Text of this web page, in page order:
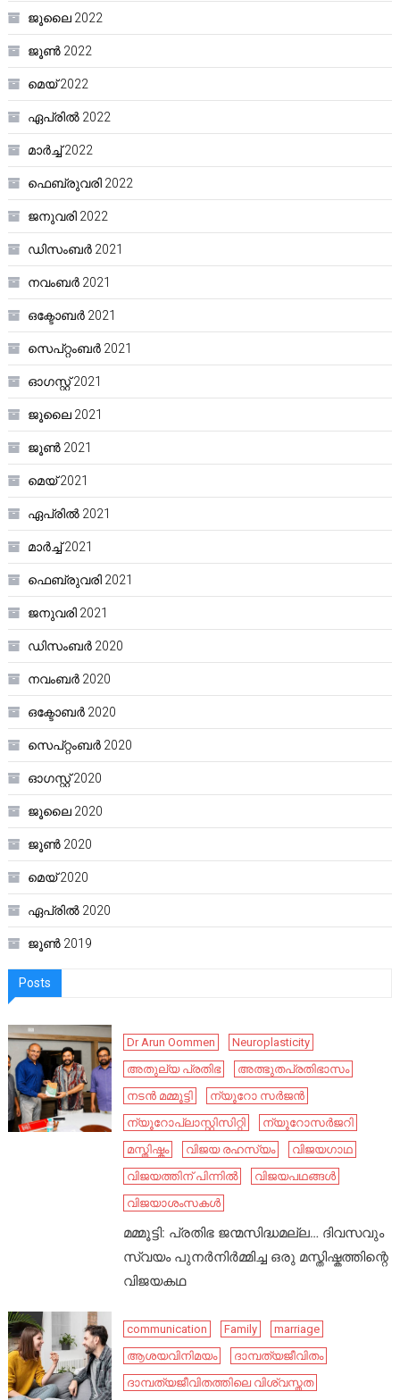
ജൂലൈ 2022
ജൂൺ 2022
മെയ്‌ 2022
ഏപ്രിൽ 2022
മാർച്ച്‌ 2022
ഫെബ്രുവരി 2022
ജനുവരി 2022
ഡിസംബർ 2021
നവംബർ 2021
ഒക്ടോബർ 2021
സെപ്റ്റംബർ 2021
ഓഗസ്റ്റ്‌ 2021
ജൂലൈ 2021
ജൂൺ 2021
മെയ്‌ 2021
ഏപ്രിൽ 2021
മാർച്ച്‌ 2021
ഫെബ്രുവരി 2021
ജനുവരി 2021
ഡിസംബർ 2020
നവംബർ 2020
ഒക്ടോബർ 2020
സെപ്റ്റംബർ 2020
ഓഗസ്റ്റ്‌ 2020
ജൂലൈ 2020
ജൂൺ 2020
മെയ്‌ 2020
ഏപ്രിൽ 2020
ജൂൺ 2019
Posts
Dr Arun Oommen
Neuroplasticity
അതുല്യ പ്രതിഭ
അത്ഭുതപ്രതിഭാസം
നടൻ മമ്മൂട്ടി
ന്യൂറോ സർജൻ
ന്യൂറോപ്ലാസ്റ്റിസിറ്റി
ന്യൂറോസർജറി
മസ്തിഷ്കം
വിജയ രഹസ്യം
വിജയഗാഥ
വിജയത്തിന് പിന്നിൽ
വിജയപഥങ്ങൾ
വിജയാശംസകൾ
മമ്മൂട്ടി: പ്രതിഭ ജന്മസിദ്ധമല്ല… ദിവസവും
സ്വയം പുനർനിർമ്മിച്ച ഒരു മസ്തിഷ്കത്തിന്റെ
വിജയകഥ
communication Family
marriage
ആശയവിനിമയം
ദാമ്പത്യജീവിതം
ദാമ്പത്യജീവിതത്തിലെ വിശ്വസ്തത